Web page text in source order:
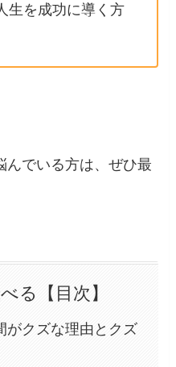
生を成功に導く方
んでいる方は、ぜひ最
る【目次】
がクズな理由とクズ